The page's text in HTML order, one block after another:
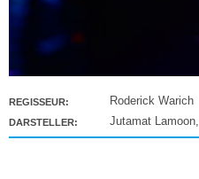
REGISSEUR: Roderick Warich
DARSTELLER: Jutamat Lamoon,